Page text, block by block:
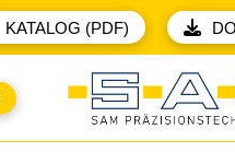
KATALOG (PDF)